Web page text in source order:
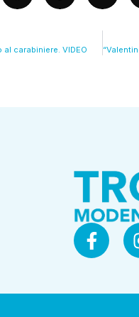
carabiniere. VIDEO